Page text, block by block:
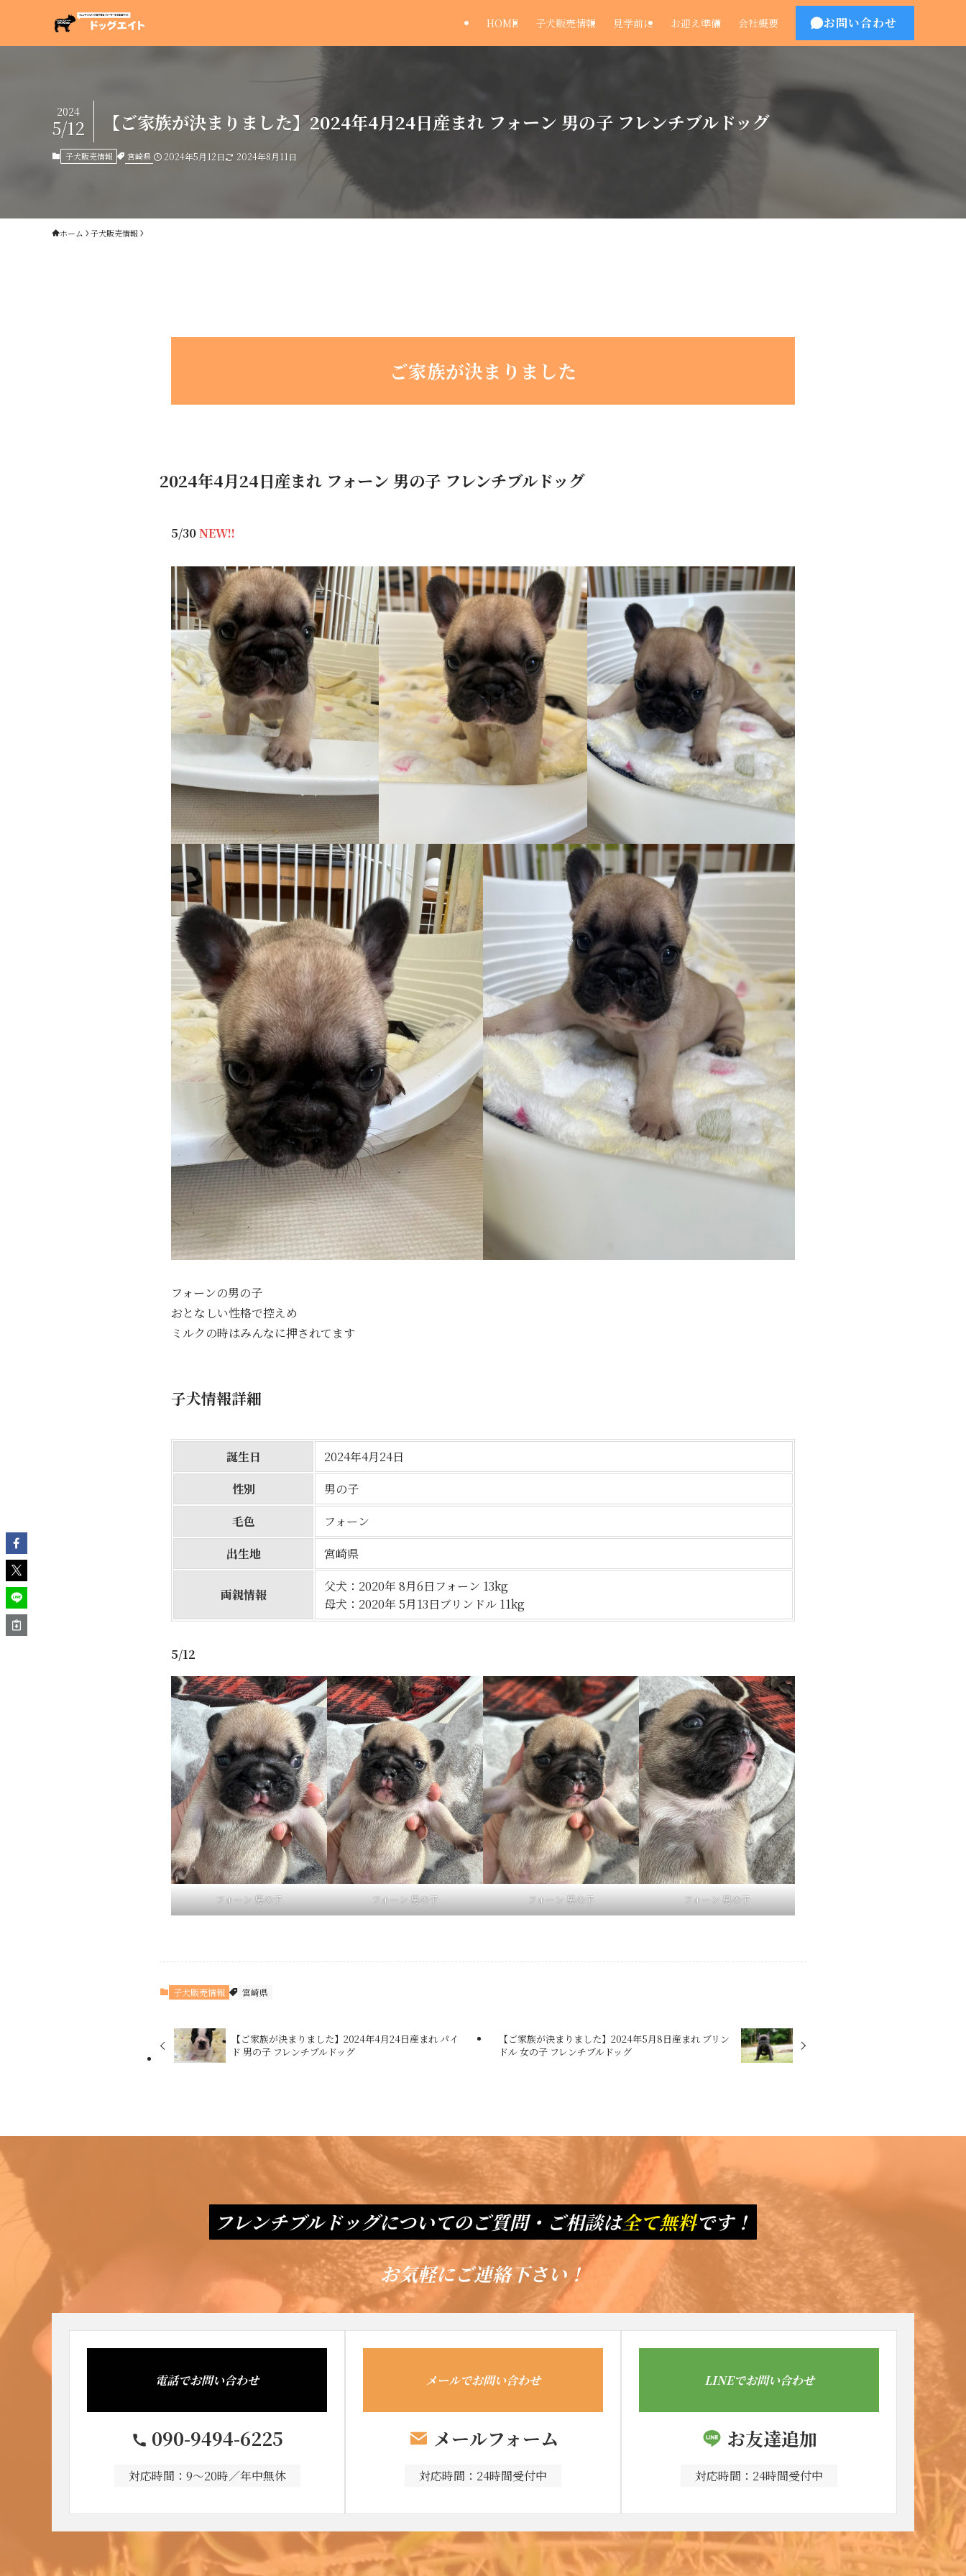
HOME 子犬販売情報 見学前に お迎え準備 会社概要 お問い合わせ
【ご家族が決まりました】2024年4月24日産まれ フォーン 男の子 フレンチブルドッグ
2024
5/12
子犬販売情報 宮崎県 2024年5月12日 2024年8月11日
ホーム 子犬販売情報
ご家族が決まりました
2024年4月24日産まれ フォーン 男の子 フレンチブルドッグ
5/30NEW!!
フォーンの男の子
おとなしい性格で控えめ
ミルクの時はみんなに押されてます
子犬情報詳細
誕生日
2024年4月24日
性別
男の子
毛色
フォーン
出生地
宮崎県
両親情報
父犬：2020年 8月6日フォーン 13kg
母犬：2020年 5月13日ブリンドル 11kg
5/12
フォーン 男の子 フォーン 男の子 フォーン 男の子 フォーン 男の子
子犬販売情報 宮崎県
【ご家族が決まりました】2024年4月24日産まれ パイ
ド 男の子 フレンチブルドッグ
【ご家族が決まりました】2024年5月8日産まれ ブリン
ドル 女の子 フレンチブルドッグ
フレンチブルドッグについてのご質問・ご相談は全て無料です！
お気軽にご連絡下さい！
電話でお問い合わせ
090-9494-6225
対応時間：9～20時／年中無休
メールでお問い合わせ
メールフォーム
対応時間：24時間受付中
LINEでお問い合わせ
お友達追加
対応時間：24時間受付中